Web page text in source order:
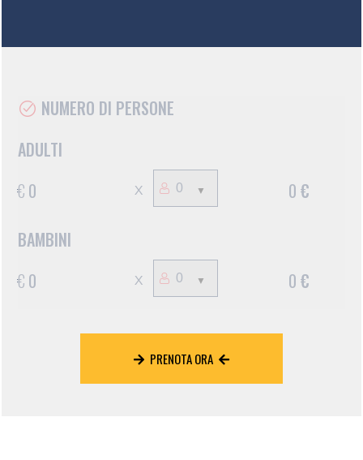
NUMERO DI PERSONE
ADULTI
€ 0 X 0 €
BAMBINI
€ 0 X 0 €
PRENOTA ORA